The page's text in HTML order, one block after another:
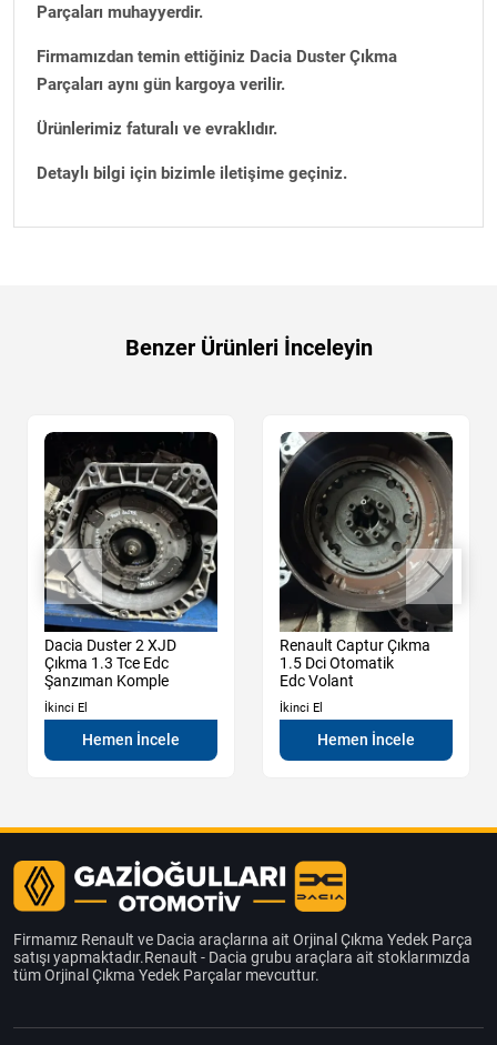
Parçaları muhayyerdir.
Firmamızdan temin ettiğiniz Dacia Duster Çıkma
Parçaları aynı gün kargoya verilir.
Ürünlerimiz faturalı ve evraklıdır.
Detaylı bilgi için bizimle iletişime geçiniz.
Benzer Ürünleri İnceleyin
Dacia Duster 2 XJD
Çıkma 1.3 Tce Edc
Şanzıman Komple
İkinci El
Hemen İncele
Renault Captur Çıkma
1.5 Dci Otomatik
Edc Volant
İkinci El
Hemen İncele
Firmamız Renault ve Dacia araçlarına ait Orjinal Çıkma Yedek Parça
satışı yapmaktadır.Renault - Dacia grubu araçlara ait stoklarımızda
tüm Orjinal Çıkma Yedek Parçalar mevcuttur.